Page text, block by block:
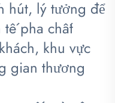
hút, lý tưởng để
pha chất
khu vực
gian thương